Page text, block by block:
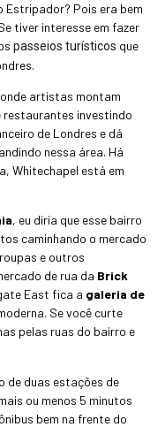
Estripador? Pois era bem
tiver interesse em fazer
passeios turísticos que
artistas montam
restaurantes investindo
de Londres e dá
nessa área. Há
Whitechapel está em
, eu diria que esse bairro
caminhando o mercado
e outros
de rua da Brick
East fica a galeria de
Se você curte
pelas ruas do bairro e
de duas estações de
ou menos 5 minutos
bem na frente do